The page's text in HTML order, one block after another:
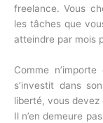
freelance. Vous
les tâches que
atteindre par mois
Comme
s’investit dans
liberté, vous
Il n’en demeure